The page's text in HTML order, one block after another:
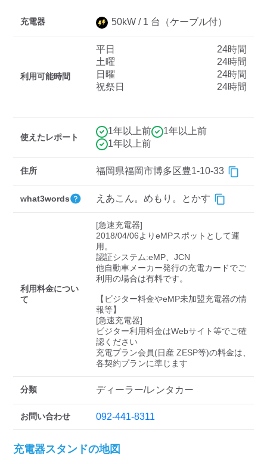
三菱ディーラーを表示
日産ディーラーを表示
充電器の出力
車種
検索する
充電器 50kW / 1 台 （ケーブル付）
利用可能時間
平日
24時間
土曜
24時間
日曜
24時間
祝祭日
24時間
使えたレポート
1年以上前
1年以上前
1年以上前
住所 福岡県福岡市博多区豊1-10-33
what3words えあこん。めもり。とかす
利用料金につい
て
[急速充電器]
2018/04/06よりeMPスポットとして運
用。
認証システム:eMP、JCN
他自動車メーカー発行の充電カードでご
利用の場合は有料です。
【ビジター料金やeMP未加盟充電器の情
報等】
[急速充電器]
ビジター利用料金はWebサイト等でご確
認ください
充電プラン会員(日産 ZESP等)の料金は、
分類 ディーラー/レンタカー
お問い合わせ 092-441-8311
充電器スタンドの地図